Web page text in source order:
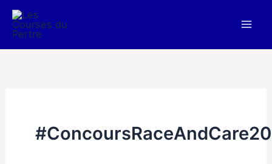
Aller
contenu